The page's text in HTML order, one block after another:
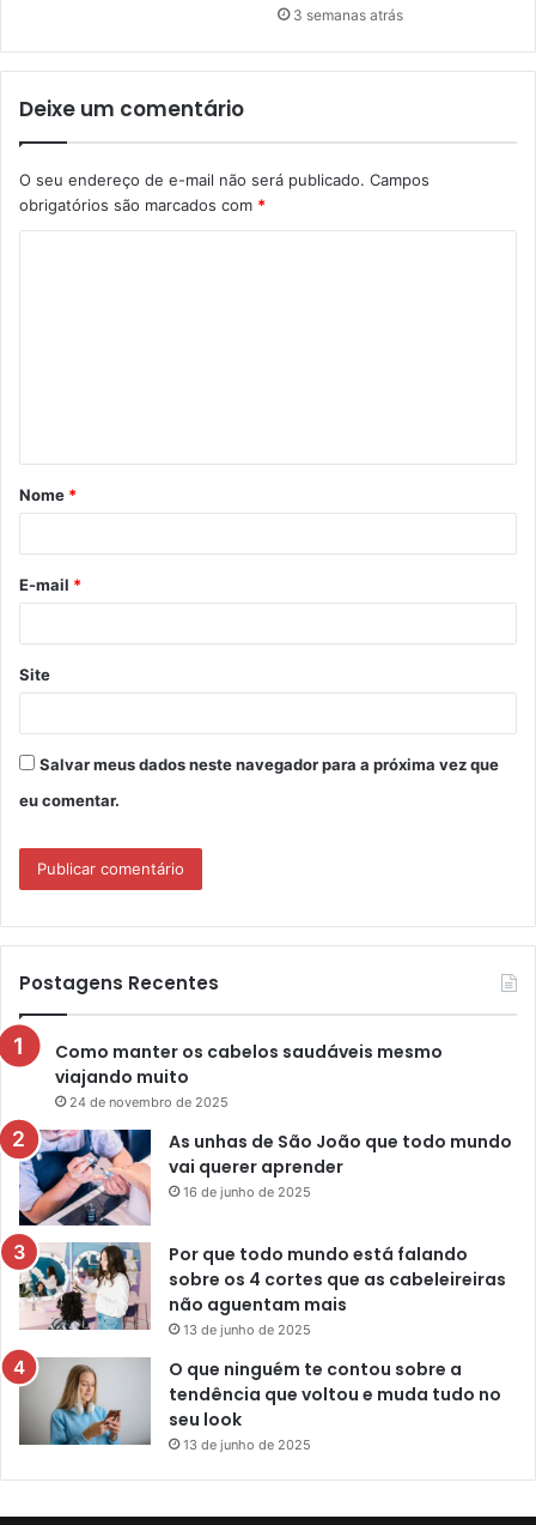
3 semanas atrás
Deixe um comentário
O seu endereço de e-mail não será publicado. Campos
obrigatórios são marcados com *
á
r
*
Nome *
E-mail *
Site
Salvar meus dados neste navegador para a próxima vez que
eu comentar.
Postagens Recentes
Como manter os cabelos saudáveis mesmo
viajando muito
24 de novembro de 2025
As unhas de São João que todo mundo
vai querer aprender
16 de junho de 2025
Por que todo mundo está falando
sobre os 4 cortes que as cabeleireiras
não aguentam mais
13 de junho de 2025
O que ninguém te contou sobre a
tendência que voltou e muda tudo no
seu look
13 de junho de 2025